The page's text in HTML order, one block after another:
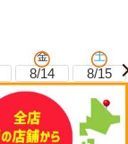
金
8/14
土
8/15